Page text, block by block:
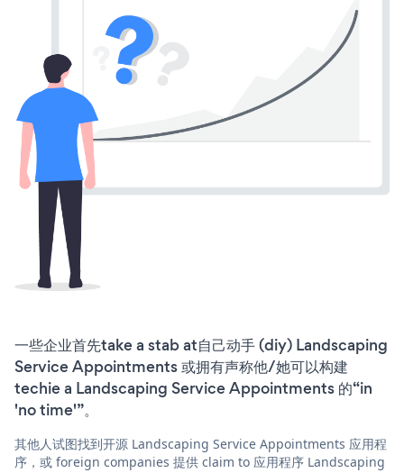
一些企业首先take a stab at自己动手 (diy) Landscaping
Service Appointments 或拥有声称他/她可以构建
techie a Landscaping Service Appointments 的“in
'no time'”。
其他人试图找到开源 Landscaping Service Appointments 应用程
序，或 foreign companies 提供 claim to 应用程序 Landscaping